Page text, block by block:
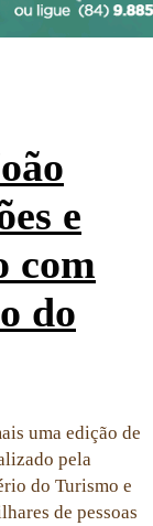
e
com
do
uma edição de
pela
do Turismo e
de pessoas